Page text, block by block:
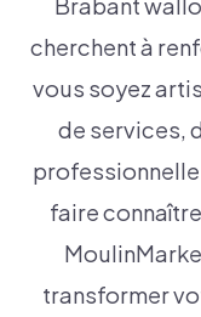
Brabant
cherchent à
vous soyez
de services,
faire
transformer